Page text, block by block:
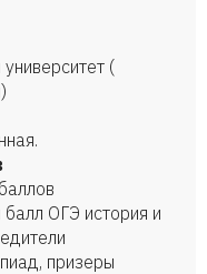
(
ОГЭ история и
призеры